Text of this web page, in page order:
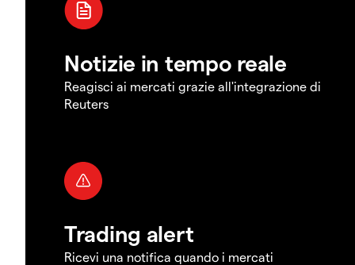
Notizie in tempo reale
Reagisci ai mercati grazie all'integrazione di
Reuters
Trading alert
Ricevi una notifica quando i mercati